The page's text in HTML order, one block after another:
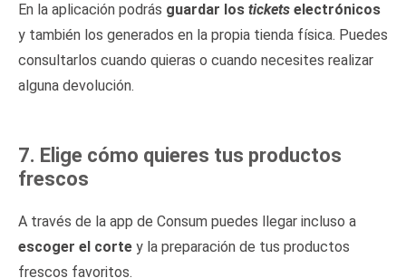
En la aplicación podrás guardar los tickets electrónicos
y también los generados en la propia tienda física. Puedes
consultarlos cuando quieras o cuando necesites realizar
alguna devolución.
7. Elige cómo quieres tus productos
frescos
A través de la app de Consum puedes llegar incluso a
escoger el corte y la preparación de tus productos
frescos favoritos.